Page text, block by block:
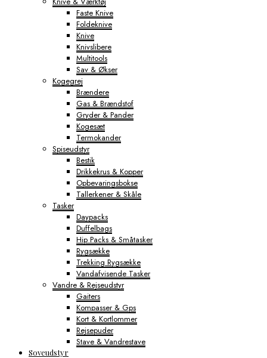
Faste Knive
Foldeknive
Knive
Knivslibere
Multitools
Sav & Økser
Kogegrej
Brændere
Gas & Brændstof
Gryder & Pander
Kogesæt
Termokander
Spiseudstyr
Bestik
Drikkekrus & Kopper
Opbevaringsbokse
Tallerkener & Skåle
Tasker
Daypacks
Duffelbags
Hip Packs & Småtasker
Rygsække
Trekking Rygsække
Vandafvisende Tasker
Vandre & Rejseudstyr
Gaiters
Kompasser & Gps
Kort & Kortlommer
Rejsepuder
Stave & Vandrestave
Soveudstyr